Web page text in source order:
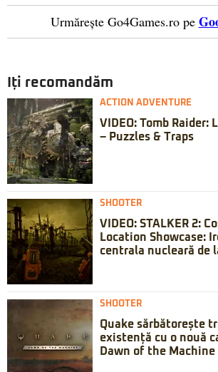
Urmărește Go4Games.ro pe
Iți recomandăm
ACTION ADVENTURE
VIDEO: Tomb
– Puzzles & Traps
SHOOTER
VIDEO: STALKER 2:
Location Showcase:
centrala nucleară de
SHOOTER
Quake sărbătorește
existență cu o nouă
Dawn of the Machine